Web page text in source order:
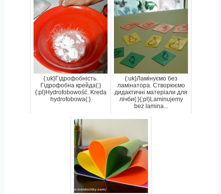
{:uk}Гідрофобність.
Гідрофобна крейда{:}
{:pl}Hydrofobowość. Kreda
hydrofobowa{:}
{:uk}Ламінуємо без
ламінатора. Створюємо
дидактичні матеріали для
лічби{:}{:pl}Laminujemy
bez lamina...